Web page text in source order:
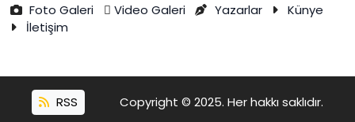
Foto Galeri
Video Galeri Yazarlar
Künye
İletişim
RSS Copyright © 2025. Her hakkı saklıdır.